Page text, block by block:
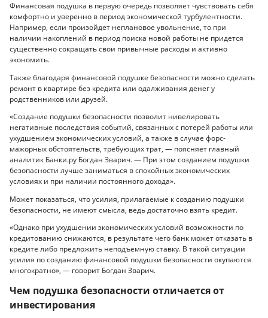
Финансовая подушка в первую очередь позволяет чувствовать себя
комфортно и уверенно в период экономической турбулентности.
Например, если произойдет неплановое увольнение, то при
наличии накоплений в период поиска новой работы не придется
существенно сокращать свои привычные расходы и активно
экономить.
Также благодаря финансовой подушке безопасности можно сделать
ремонт в квартире без кредита или одалживания денег у
родственников или друзей.
«Создание подушки безопасности позволит нивелировать
негативные последствия событий, связанных с потерей работы или
ухудшением экономических условий, а также в случае форс-
мажорных обстоятельств, требующих трат, — поясняет главный
аналитик Банки.ру Богдан Зварич. — При этом созданием подушки
безопасности лучше заниматься в спокойных экономических
условиях и при наличии постоянного дохода».
Может показаться, что усилия, прилагаемые к созданию подушки
безопасности, не имеют смысла, ведь достаточно взять кредит.
«Однако при ухудшении экономических условий возможности по
кредитованию снижаются, в результате чего банк может отказать в
кредите либо предложить неподъемную ставку. В такой ситуации
усилия по созданию финансовой подушки безопасности окупаются
многократно», — говорит Богдан Зварич.
Чем подушка безопасности отличается от
инвестирования